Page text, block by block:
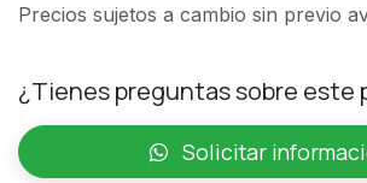
Precios sujetos a cambio sin previo
¿Tienes preguntas sobre este
Solicitar